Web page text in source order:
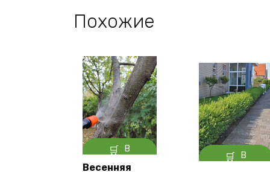
Похожие
В
Весенняя
В